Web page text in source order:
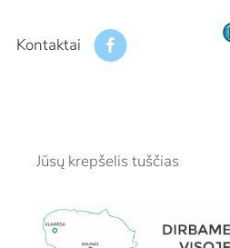
Kontaktai
Jūsų krepšelis tuščias